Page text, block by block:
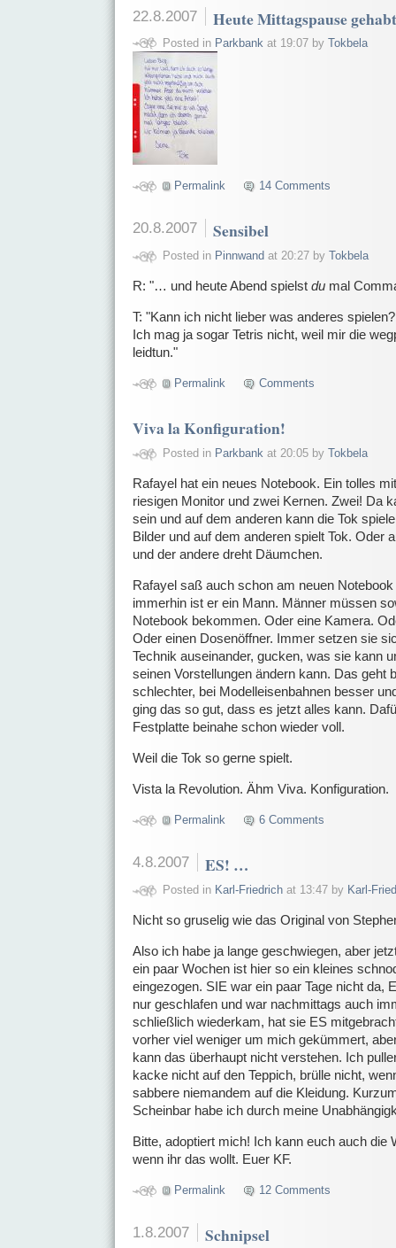
22.8.2007 Heute Mittagspause
Posted in Parkbankat 19:07 by Tokbela
Permalink 14 Comments
20.8.2007 Sensibel
Posted in Pinnwand at 20:27 by Tokbela
R: "… und heute Abend spielst du mal
T: "Kann ich nicht lieber was anderes
Ich mag ja sogar Tetris nicht, weil mir die
leidtun."
Permalink Comments
Viva la Konfiguration!
Posted in Parkbank at 20:05 by Tokbela
Rafayel hat ein neues Notebook. Ein tolles
riesigen Monitor und zwei Kernen. Zwei! Da
sein und auf dem anderen kann die Tok
Bilder und auf dem anderen spielt Tok. Oder
und der andere dreht Däumchen.
Rafayel saß auch schon am neuen
immerhin ist er ein Mann. Männer müssen
Notebook bekommen. Oder eine Kamera.
Oder einen Dosenöffner. Immer setzen sie
Technik auseinander, gucken, was sie kann
seinen Vorstellungen ändern kann. Das geht
schlechter, bei Modelleisenbahnen besser
ging das so gut, dass es jetzt alles kann.
Festplatte beinahe schon wieder voll.
Weil die Tok so gerne spielt.
Vista la Revolution. Ähm Viva. Konfiguration.
Permalink 6 Comments
4.8.2007 ES! …
Posted in Karl-Friedrichat 13:47 by Karl-
Nicht so gruselig wie das Original von
Also ich habe ja lange geschwiegen, aber
ein paar Wochen ist hier so ein kleines
eingezogen. SIE war ein paar Tage nicht da,
nur geschlafen und war nachmittags auch
schließlich wiederkam, hat sie ES
vorher viel weniger um mich gekümmert,
kann das überhaupt nicht verstehen. Ich
kacke nicht auf den Teppich, brülle nicht,
sabbere niemandem auf die Kleidung.
Scheinbar habe ich durch meine
Bitte, adoptiert mich! Ich kann euch auch die
wenn ihr das wollt. Euer KF.
Permalink 12 Comments
1.8.2007 Schnipsel